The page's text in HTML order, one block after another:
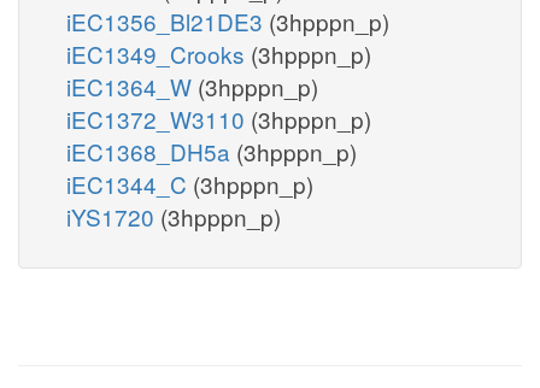
iEC1356_Bl21DE3 (3hpppn_p)
iEC1349_Crooks (3hpppn_p)
iEC1364_W (3hpppn_p)
iEC1372_W3110 (3hpppn_p)
iEC1368_DH5a (3hpppn_p)
iEC1344_C (3hpppn_p)
iYS1720 (3hpppn_p)